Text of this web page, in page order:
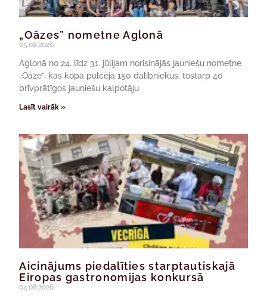
„Oāzes” nometne Aglonā
05.08.2026.
Aglonā no 24. līdz 31. jūlijam norisinājās jauniešu nometne
„Oāze”, kas kopā pulcēja 150 dalībniekus, tostarp 40
brīvprātīgos jauniešu kalpotāju
Lasīt vairāk »
Aicinājums piedalīties starptautiskajā
Eiropas gastronomijas konkursā
04.08.2026.